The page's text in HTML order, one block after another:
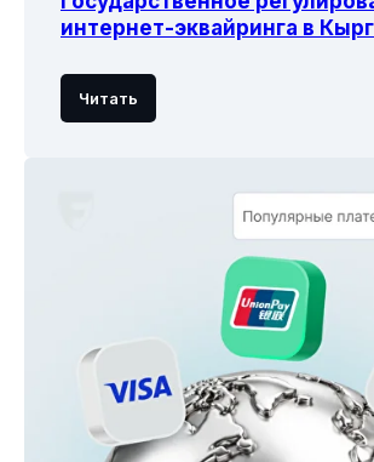
интернет-эквайринга в
Читать
API документтери
Дареги жана байланыш жолдору
Кыргызстан, Бишкек ш., 720001,
Токтогул көч., 125/1, ББ "Авангард" БЦ,
Иштөө убактысы: Дү-жу: 9:00 - 19:00
Аныкталган коопсуздук боюнча
көйгөйлөр тууралуу аркылуу
кабарлаңыз
is@freedompay.kg
Кыргызстан
Кыргызча